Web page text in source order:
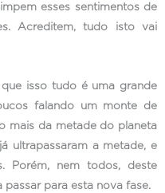
esses sentimentos de
Acreditem, tudo isto vai
isso tudo é uma grande
falando um monte de
mais da metade do planeta
ultrapassaram a metade, e
Porém, nem todos, deste
para esta nova fase.